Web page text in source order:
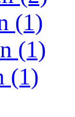
(1)
(1)
(1)